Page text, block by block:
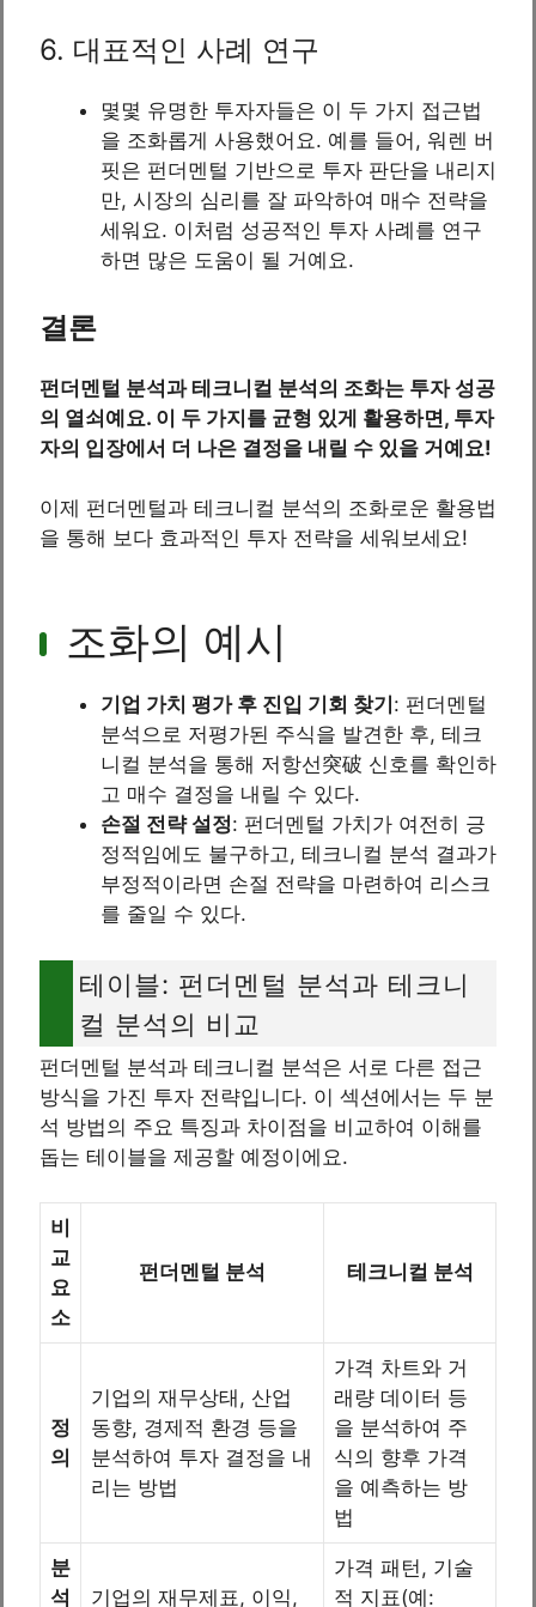
6. 대표적인 사례 연구
몇몇 유명한 투자자들은 이 두 가지 접근법
을 조화롭게 사용했어요. 예를 들어, 워렌 버
핏은 펀더멘털 기반으로 투자 판단을 내리지
만, 시장의 심리를 잘 파악하여 매수 전략을
세워요. 이처럼 성공적인 투자 사례를 연구
하면 많은 도움이 될 거예요.
결론
펀더멘털 분석과 테크니컬 분석의 조화는 투자 성공
의 열쇠예요. 이 두 가지를 균형 있게 활용하면, 투자
자의 입장에서 더 나은 결정을 내릴 수 있을 거예요!
이제 펀더멘털과 테크니컬 분석의 조화로운 활용법
을 통해 보다 효과적인 투자 전략을 세워보세요!
조화의 예시
기업 가치 평가 후 진입 기회 찾기 : 펀더멘털
분석으로 저평가된 주식을 발견한 후, 테크
니컬 분석을 통해 저항선突破 신호를 확인하
고 매수 결정을 내릴 수 있다.
손절 전략 설정: 펀더멘털 가치가 여전히 긍
정적임에도 불구하고, 테크니컬 분석 결과가
부정적이라면 손절 전략을 마련하여 리스크
를 줄일 수 있다.
테이블: 펀더멘털 분석과 테크니
컬 분석의 비교
펀더멘털 분석과 테크니컬 분석은 서로 다른 접근
방식을 가진 투자 전략입니다. 이 섹션에서는 두 분
석 방법의 주요 특징과 차이점을 비교하여 이해를
돕는 테이블을 제공할 예정이에요.
비
교
요
소
펀더멘털 분석 테크니컬 분석
정
의
기업의 재무상태, 산업
동향, 경제적 환경 등을
분석하여 투자 결정을 내
리는 방법
가격 차트와 거
래량 데이터 등
을 분석하여 주
식의 향후 가격
을 예측하는 방
법
분
석
기업의 재무제표, 이익,
가격 패턴, 기술
적 지표(예: